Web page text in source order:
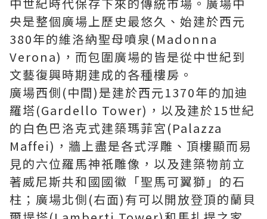
央是整個廣場上歷史最悠久、始建於西元
380年的維洛納聖母噴泉(Madonna
Verona)，而包圍廣場的皆是從中世紀到
文藝復興時期建成的各種樓房。
廣場西側(中間)是建於西元1370年的加迪
羅塔(Gardello Tower)，以及建於15世紀
的白色巴洛克式建築瑪菲宮(Palazza
Maffei)，牆上盡是各式浮雕、頂樓顯而易
見的六位羅馬神祇雕像，以及建築物前立
著威尼斯共和國國徽「聖馬可翼獅」的石
柱；廣場北側(右面)有可以開放登頂的蘭貝